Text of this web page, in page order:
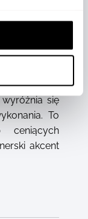
Montblanc.
się
To
akcent